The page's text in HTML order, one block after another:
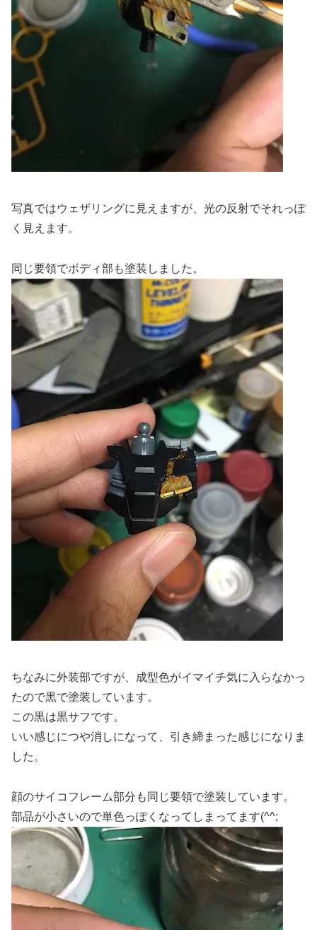
写真ではウェザリングに見えますが、光の反射でそれっぽ
く見えます。
同じ要領でボディ部も塗装しました。
ちなみに外装部ですが、成型色がイマイチ気に入らなかっ
たので黒で塗装しています。
この黒は黒サフです。
いい感じにつや消しになって、引き締まった感じになりま
した。
顔のサイコフレーム部分も同じ要領で塗装しています。
部品が小さいので単色っぽくなってしまってます(^^;